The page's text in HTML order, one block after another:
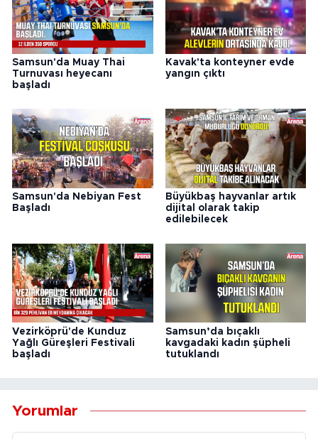
Samsun'da Muay Thai
Turnuvası heyecanı
başladı
Kavak'ta konteyner evde
yangın çıktı
Samsun'da Nebiyan Fest
Başladı
Büyükbaş hayvanlar artık
dijital olarak takip
edilebilecek
Vezirköprü'de Kunduz
Yağlı Güreşleri Festivali
başladı
Samsun’da bıçaklı
kavgadaki kadın şüpheli
tutuklandı
Yorumlar